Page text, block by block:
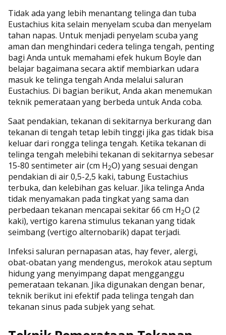
Tidak ada yang lebih menantang telinga dan tuba
Eustachius kita selain menyelam scuba dan menyelam
tahan napas. Untuk menjadi penyelam scuba yang
aman dan menghindari cedera telinga tengah, penting
bagi Anda untuk memahami efek hukum Boyle dan
belajar bagaimana secara aktif membiarkan udara
masuk ke telinga tengah Anda melalui saluran
Eustachius. Di bagian berikut, Anda akan menemukan
teknik pemerataan yang berbeda untuk Anda coba.
Saat pendakian, tekanan di sekitarnya berkurang dan
tekanan di tengah tetap lebih tinggi jika gas tidak bisa
keluar dari rongga telinga tengah. Ketika tekanan di
telinga tengah melebihi tekanan di sekitarnya sebesar
15-80 sentimeter air (cm H2O) yang sesuai dengan
pendakian di air 0,5-2,5 kaki, tabung Eustachius
terbuka, dan kelebihan gas keluar. Jika telinga Anda
tidak menyamakan pada tingkat yang sama dan
perbedaan tekanan mencapai sekitar 66 cm H2O (2
kaki), vertigo karena stimulus tekanan yang tidak
seimbang (vertigo alternobarik) dapat terjadi.
Infeksi saluran pernapasan atas, hay fever, alergi,
obat-obatan yang mendengus, merokok atau septum
hidung yang menyimpang dapat mengganggu
pemerataan tekanan. Jika digunakan dengan benar,
teknik berikut ini efektif pada telinga tengah dan
tekanan sinus pada subjek yang sehat.